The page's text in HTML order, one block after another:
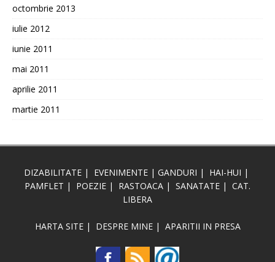
octombrie 2013
iulie 2012
iunie 2011
mai 2011
aprilie 2011
martie 2011
DIZABILITATE | EVENIMENTE | GANDURI | HAI-HUI |
PAMFLET | POEZIE | RASTOACA | SANATATE | CAT.
LIBERA
HARTA SITE| DESPRE MINE| APARITII IN PRESA